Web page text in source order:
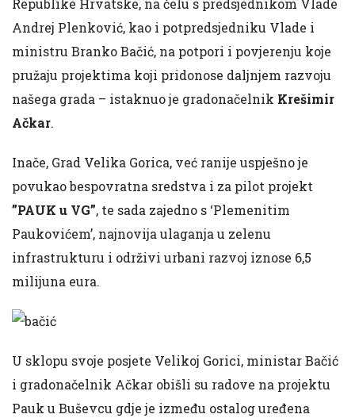
Republike Hrvatske, na čelu s predsjednikom Vlade
Andrej Plenković, kao i potpredsjedniku Vlade i
ministru Branko Bačić, na potpori i povjerenju koje
pružaju projektima koji pridonose daljnjem razvoju
našega grada – istaknuo je gradonačelnik Krešimir
Ačkar.
Inače, Grad Velika Gorica, već ranije uspješno je
povukao bespovratna sredstva i za pilot projekt
”PAUK u VG”, te sada zajedno s ‘Plemenitim
Paukovićem’, najnovija ulaganja u zelenu
infrastrukturu i održivi urbani razvoj iznose 6,5
milijuna eura.
U sklopu svoje posjete Velikoj Gorici, ministar Bačić
i gradonačelnik Ačkar obišli su radove na projektu
Pauk u Buševcu gdje je između ostalog uređena